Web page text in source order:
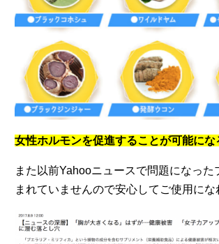
女性ホルモンを促進することが可能にな
また以前Yahooニュースで問題になった
まれていませんので安心してご使用にな